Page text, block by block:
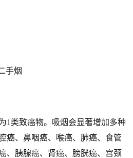
手烟
1类致癌物。吸烟会显著增加多种
癌、鼻咽癌、喉癌、肺癌、食管
、胰腺癌、肾癌、膀胱癌、宫颈